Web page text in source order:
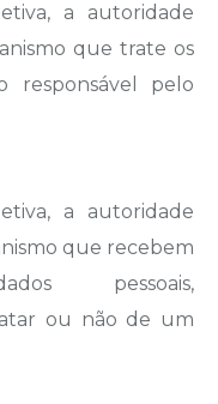
a autoridade
que trate os
responsável pelo
a autoridade
que recebem
pessoais,
ou não de um